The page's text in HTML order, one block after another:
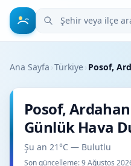
Şehir veya ilçe ara
Ana Sayfa ›Türkiye› Posof,
Posof,
Günlük Hava
Şu an 21°C — Bulutlu
Son güncelleme:9 Ağustos